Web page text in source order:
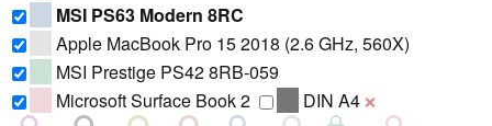
MSI PS63 Modern 8RC
Apple MacBook Pro 15 2018 (2.6 GHz, 560X)
MSI Prestige PS42 8RB-059
Microsoft Surface Book 2
DIN A4 ❌